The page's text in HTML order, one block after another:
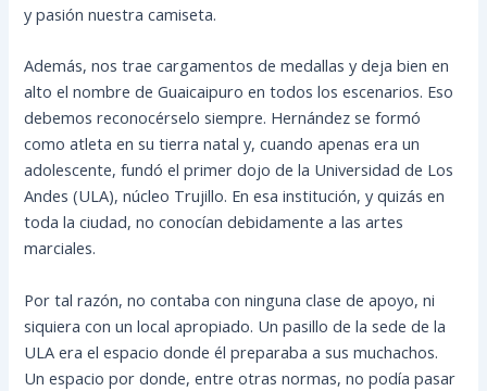
y pasión nuestra camiseta.
Además, nos trae cargamentos de medallas y deja bien en
alto el nombre de Guaicaipuro en todos los escenarios. Eso
debemos reconocérselo siempre. Hernández se formó
como atleta en su tierra natal y, cuando apenas era un
adolescente, fundó el primer dojo de la Universidad de Los
Andes (ULA), núcleo Trujillo. En esa institución, y quizás en
toda la ciudad, no conocían debidamente a las artes
marciales.
Por tal razón, no contaba con ninguna clase de apoyo, ni
siquiera con un local apropiado. Un pasillo de la sede de la
ULA era el espacio donde él preparaba a sus muchachos.
Un espacio por donde, entre otras normas, no podía pasar